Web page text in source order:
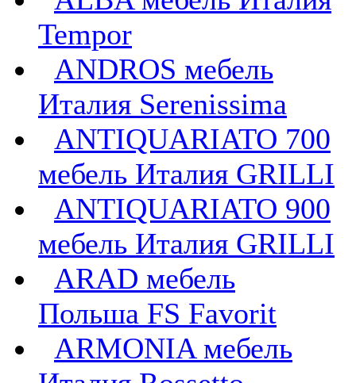
Tempor
ANDROS мебель
Италия Serenissima
ANTIQUARIATO 700
мебель Италия GRILLI
ANTIQUARIATO 900
мебель Италия GRILLI
ARAD мебель
Польша FS Favorit
ARMONIA мебель